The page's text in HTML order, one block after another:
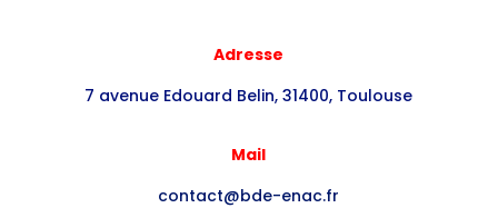
Adresse
7 avenue Edouard Belin, 31400, Toulouse
Mail
contact@bde-enac.fr